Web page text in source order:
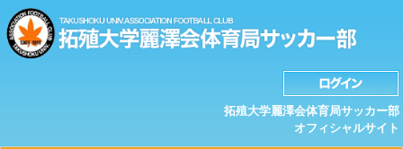
拓殖大学麗澤会体育局サッカー部
オフィシャルサイト